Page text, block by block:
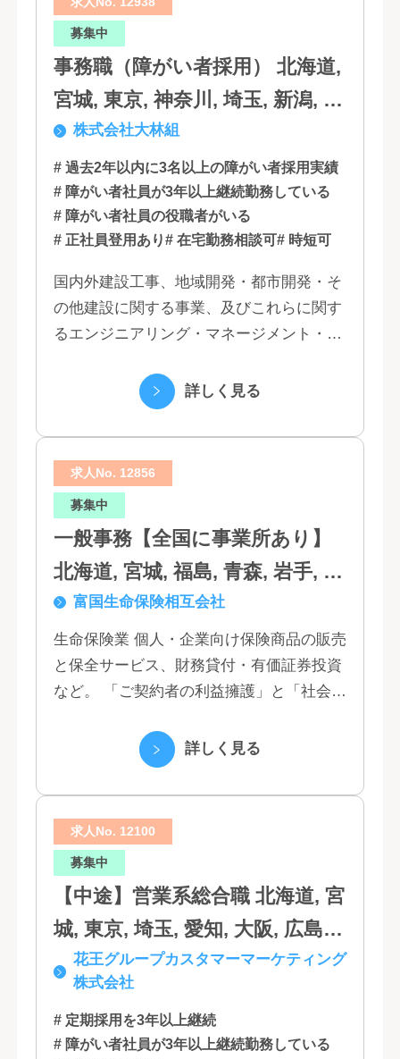
募集中
事務職（障がい者採用） 北海道,
宮城, 東京, 神奈川, 埼玉, 新潟, 愛
知, 大阪, 京都, 兵庫, 広島, 香川,
福岡
株式会社大林組
# 過去2年以内に3名以上の障がい者採用実績
# 障がい者社員が3年以上継続勤務している
# 障がい者社員の役職者がいる
# 正社員登用あり# 在宅勤務相談可# 時短可
国内外建設工事、地域開発・都市開発・そ
の他建設に関する事業、及びこれらに関す
るエンジニアリング・マネージメント・コ
詳しく見る
求人No. 12856
募集中
一般事務【全国に事業所あり】
北海道, 宮城, 福島, 青森, 岩手, 秋
田, 山形, 東京, 神奈川, 千葉, 埼
玉, 茨城, 栃木, 群馬, 新潟, 石川,
富山, 福井, 長野, 山梨, 愛知, 静
岡, 三重, 岐阜, 大阪, 京都, 兵庫,
滋賀, 奈良, 和歌山, 広島, 岡山, 山
口, 鳥取, 島根, 香川, 愛媛, 徳島,
高知, 福岡, 長崎, 熊本, 鹿児島, 大
分, 宮崎, 佐賀, 沖縄
富国生命保険相互会社
生命保険業 個人・企業向け保険商品の販売
と保全サービス、財務貸付・有価証券投資
など。 「ご契約者の利益擁護」と「社会へ
づく「お客さま基点」をスローガンに掲
詳しく見る
求人No. 12100
募集中
【中途】営業系総合職 北海道, 宮
城, 東京, 埼玉, 愛知, 大阪, 広島,
福岡花王グループカスタマーマーケティング
株式会社
# 定期採用を3年以上継続
# 障がい者社員が3年以上継続勤務している